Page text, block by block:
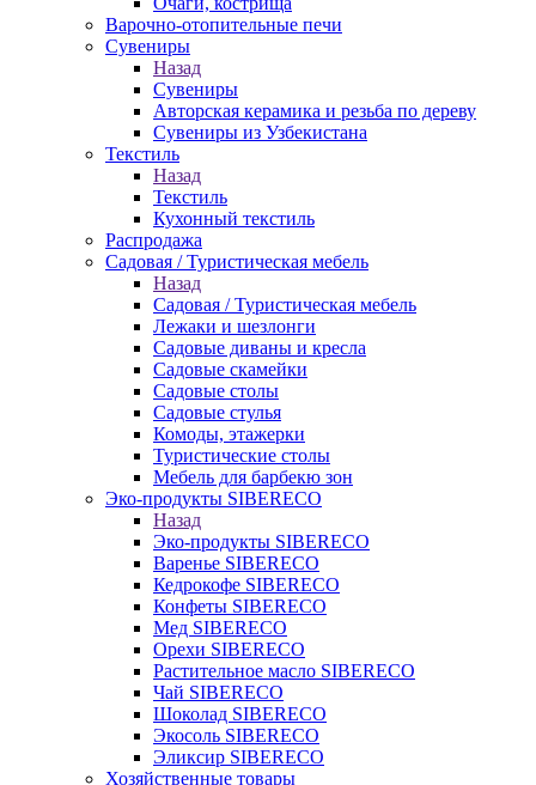
Варочно-отопительные печи
Сувениры
Назад
Сувениры
Авторская керамика и резьба по дереву
Сувениры из Узбекистана
Текстиль
Назад
Текстиль
Кухонный текстиль
Распродажа
Садовая / Туристическая мебель
Назад
Садовая / Туристическая мебель
Лежаки и шезлонги
Садовые диваны и кресла
Садовые скамейки
Садовые столы
Садовые стулья
Комоды, этажерки
Туристические столы
Мебель для барбекю зон
Эко-продукты SIBERECO
Назад
Эко-продукты SIBERECO
Варенье SIBERECO
Кедрокофе SIBERECO
Конфеты SIBERECO
Мед SIBERECO
Орехи SIBERECO
Растительное масло SIBERECO
Чай SIBERECO
Шоколад SIBERECO
Экосоль SIBERECO
Эликсир SIBERECO
Хозяйственные товары